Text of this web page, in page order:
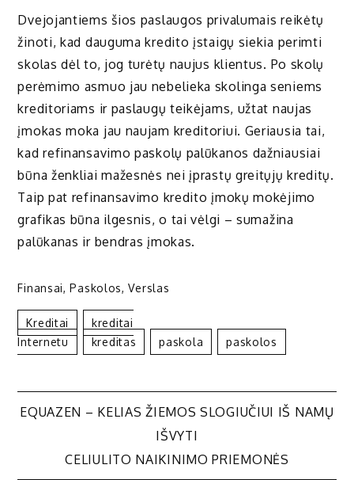
Dvejojantiems šios paslaugos privalumais reikėtų
žinoti, kad dauguma kredito įstaigų siekia perimti
skolas dėl to, jog turėtų naujus klientus. Po skolų
perėmimo asmuo jau nebelieka skolinga seniems
kreditoriams ir paslaugų teikėjams, užtat naujas
įmokas moka jau naujam kreditoriui. Geriausia tai,
kad refinansavimo paskolų palūkanos dažniausiai
būna ženkliai mažesnės nei įprastų greitųjų kreditų.
Taip pat refinansavimo kredito įmokų mokėjimo
grafikas būna ilgesnis, o tai vėlgi – sumažina
palūkanas ir bendras įmokas.
Finansai,Paskolos,Verslas
Kreditai
Kreditai
Internetu
Kreditas Paskola Paskolos
Navigacija
tarp
EQUAZEN – KELIAS ŽIEMOS SLOGIUČIUI IŠ NAMŲ
IŠVYTI
CELIULITO NAIKINIMO PRIEMONĖS